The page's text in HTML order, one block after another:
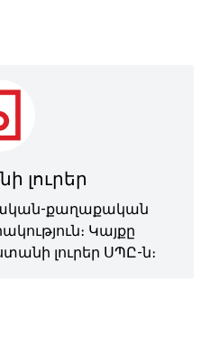
լուրեր
քաղաքական
Կայքը
լուրեր ՍՊԸ-ն։